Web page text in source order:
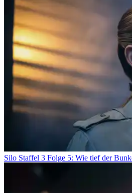
Silo Staffel 3 Folge 5: Wie tief der